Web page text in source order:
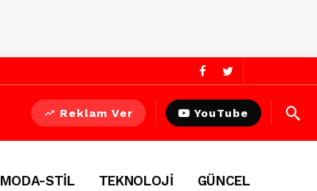
Reklam Ver YouTube
MODA-STİL TEKNOLOJİ
GÜNCEL